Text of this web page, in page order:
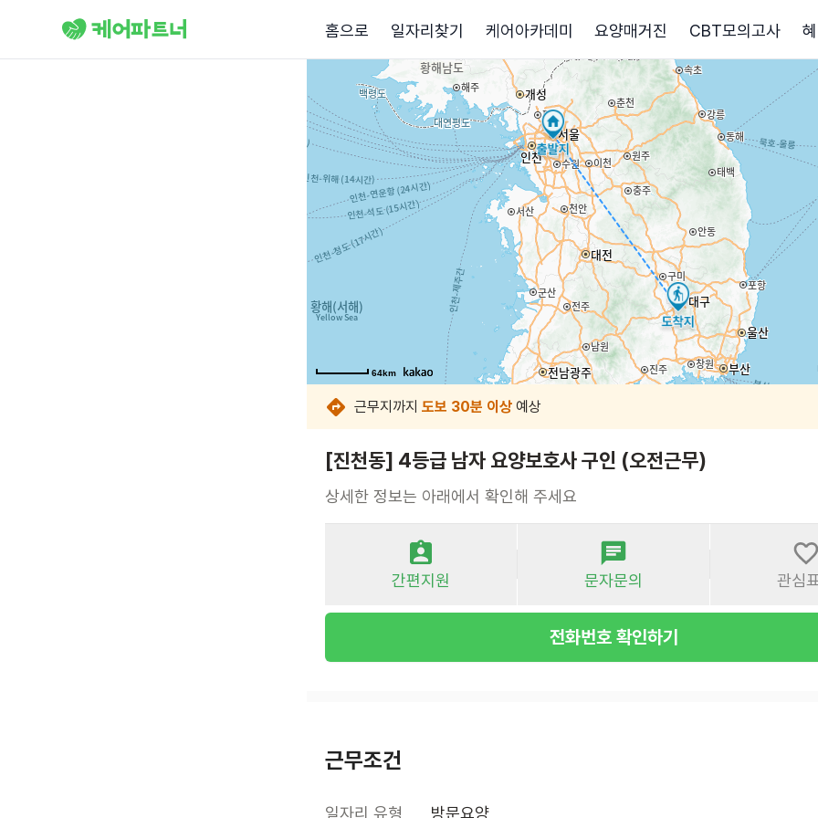
홈으로 일자리찾기 케어아카데미 요양매거진 CBT모의고사
64km
64km
64km
64km
64km
64km
64km
근무지까지 도보 30분 이상 예상
[진천동] 4등급 남자 요양보호사 구인 (오전근무)
상세한 정보는 아래에서 확인해 주세요
간편지원 문자문의 관심
전화번호 확인하기
근무조건
일자리 유형 방문요양